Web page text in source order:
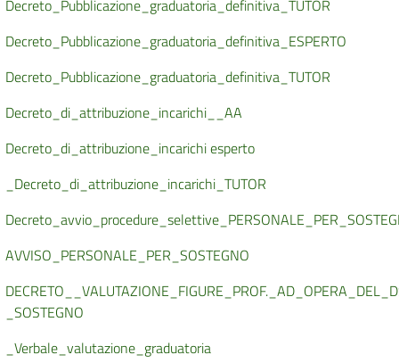
Decreto_Pubblicazione_graduatoria_definitiva_TUTOR
Decreto_Pubblicazione_graduatoria_definitiva_ESPERTO
Decreto_Pubblicazione_graduatoria_definitiva_TUTOR
Decreto_di_attribuzione_incarichi__AA
Decreto_di_attribuzione_incarichi esperto
_Decreto_di_attribuzione_incarichi_TUTOR
AVVISO_PERSONALE_PER_SOSTEGNO
_SOSTEGNO
_Verbale_valutazione_graduatoria